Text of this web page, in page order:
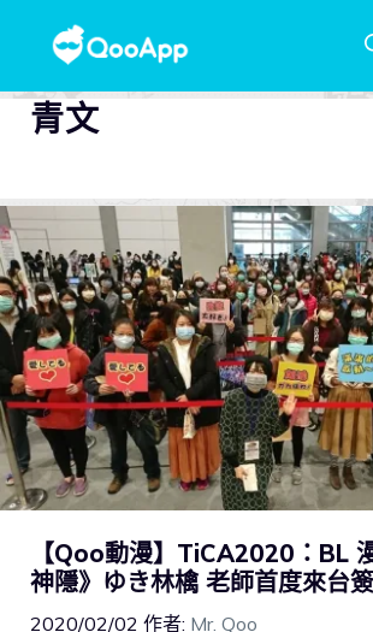
青文
【Qoo動漫】TiCA2020：BL
神隱》ゆき林檎 老師首度來台
2020/02/02 作者: Mr. Qoo